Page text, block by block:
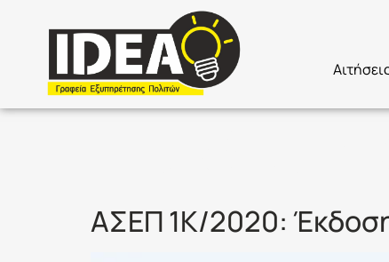
ΑΣΕΠ 1Κ/2020: